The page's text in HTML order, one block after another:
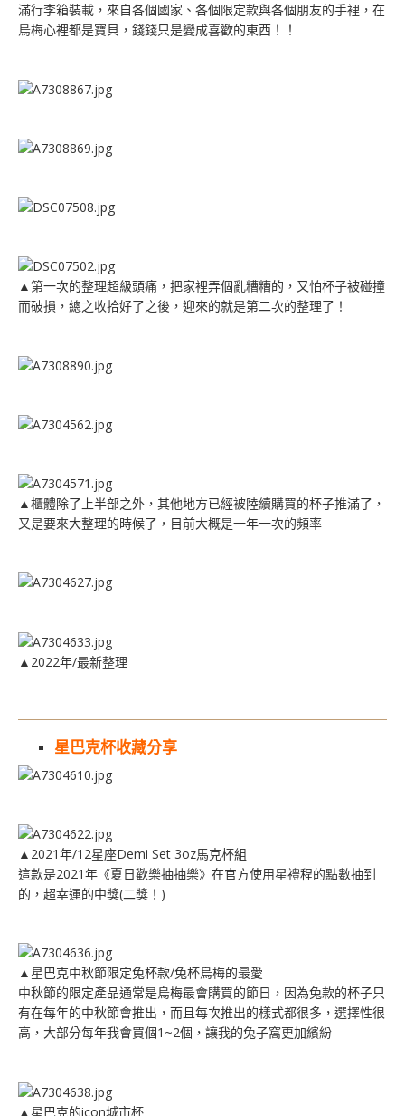
滿行李箱裝載，來自各個國家、各個限定款與各個朋友的手裡，在
烏梅心裡都是寶貝，錢錢只是變成喜歡的東西！！
▲第一次的整理超級頭痛，把家裡弄個亂糟糟的，又怕杯子被碰撞
而破損，總之收拾好了之後，迎來的就是第二次的整理了！
▲櫃體除了上半部之外，其他地方已經被陸續購買的杯子推滿了，
又是要來大整理的時候了，目前大概是一年一次的頻率
▲2022年/最新整理
星巴克杯收藏分享
▲2021年/12星座Demi Set 3oz馬克杯組
這款是2021年《夏日歡樂抽抽樂》在官方使用星禮程的點數抽到
的，超幸運的中獎(二獎！)
▲星巴克中秋節限定兔杯款/兔杯烏梅的最愛
中秋節的限定產品通常是烏梅最會購買的節日，因為兔款的杯子只
有在每年的中秋節會推出，而且每次推出的樣式都很多，選擇性很
高，大部分每年我會買個1~2個，讓我的兔子窩更加繽紛
▲星巴克的icon城市杯